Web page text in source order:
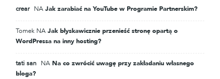
crear NA Jak zarabiać na YouTube w Programie Partnerskim?
Tomek NA Jak błyskawicznie przenieść stronę opartą o
WordPressa na inny hosting?
tati san NA Na co zwrócić uwagę przy zakładaniu własnego
bloga?